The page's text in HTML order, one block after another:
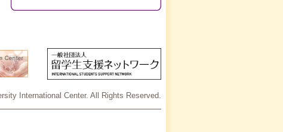
International Center. All Rights Reserved.